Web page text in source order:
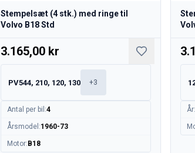
Stempelsæt (4 stk.) med ringe til
Volvo B18 Std
3.165,00 kr
PV544, 210, 120, 130 +3
Antal per bil :4
Årsmodel :1960-73
Motor: B18
År: